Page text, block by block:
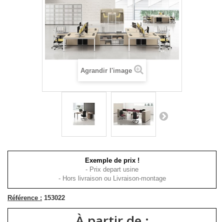
Agrandir l'image
Exemple de prix !
- Prix depart usine
- Hors livraison ou Livraison-montage
Référence : 153022